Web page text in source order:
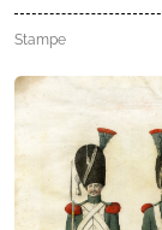
Stampe